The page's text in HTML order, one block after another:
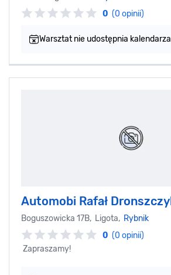
0 (0 opinii)
Warsztat nie udostępnia
Automobi Rafał
Boguszowicka 17B, Ligota, Rybnik
0 (0 opinii)
Zapraszamy!